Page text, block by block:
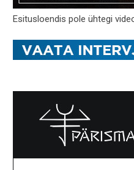
Esitusloendis pole ühtegi